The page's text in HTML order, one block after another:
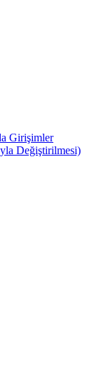
Girişimler
Değiştirilmesi)